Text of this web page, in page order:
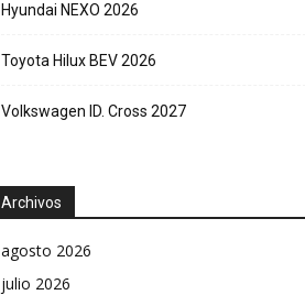
Hyundai NEXO 2026
Toyota Hilux BEV 2026
Volkswagen ID. Cross 2027
Archivos
agosto 2026
julio 2026